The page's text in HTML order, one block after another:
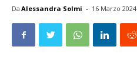
Da Alessandra Solmi - 16 Marzo 2024